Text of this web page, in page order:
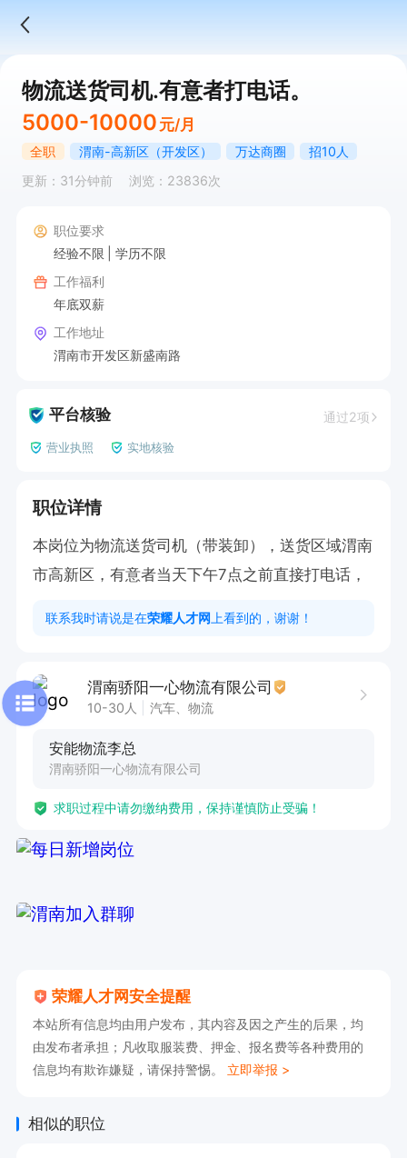
物流送货司机.有意者打电话。
5000-10000 元/月
全职 渭南-高新区（开发区） 万达商圈
招10人
更新：31分钟前
浏览：23836次
职位要求
经验不限
学历不限
工作福利
年底双薪
工作地址
渭南市开发区新盛南路
平台核验 通过2项
营业执照 实地核验
职位详情
本岗位为物流送货司机（带装卸），送货区域渭南
市高新区，有意者当天下午7点之前直接打电话，
联系我时请说是在荣耀人才网 上看到的，谢谢！
渭南骄阳一心物流有限公司
10-30人 汽车、物流
安能物流李总
渭南骄阳一心物流有限公司
求职过程中请勿缴纳费用，保持谨慎防止受骗！
荣耀人才网安全提醒
本站所有信息均由用户发布，其内容及因之产生的后果，均
由发布者承担；凡收取服装费、押金、报名费等各种费用的
信息均有欺诈嫌疑，请保持警惕。 立即举报 >
相似的职位